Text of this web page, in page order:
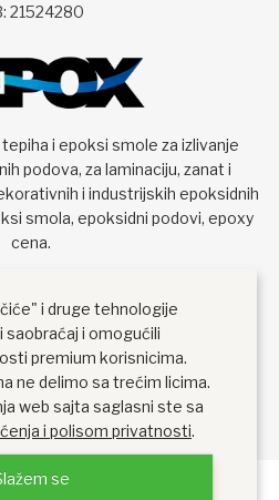
21524280
i epoksi smole za izlivanje
podova, za laminaciju, zanat i
i industrijskih epoksidnih
smola, epoksidni podovi, epoxy
cena.
i druge tehnologije
saobraćaj i omogućili
premium korisnicima.
ne delimo sa trećim licima.
web sajta saglasni ste sa
i polisom privatnosti.
se